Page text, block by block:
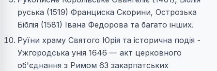
руська (1519) Франциска Скорини, Острозька
Біблія (1581) Івана Федорова та багато інших.
Руїни храму Святого Юрія та історична подія -
Ужгородська унія 1646 — акт церковного
об'єднання з Римом 63 закарпатських